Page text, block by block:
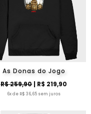
As Donas do Jogo
R$ 259,90| R$ 219,90
6x de R$ 36,65 sem juros